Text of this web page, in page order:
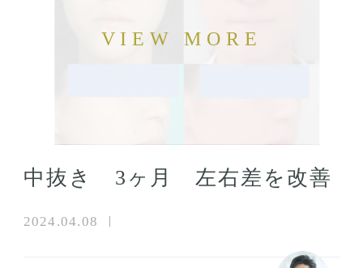
中抜き 3ヶ月 左右差を改善
2024.04.08